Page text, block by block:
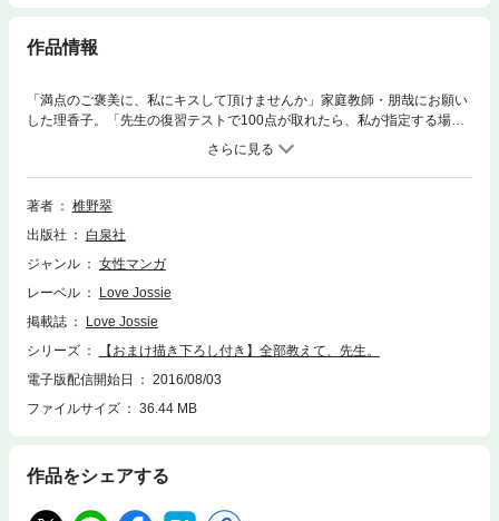
作品情報
「満点のご褒美に、私にキスして頂けませんか」家庭教師・朋哉にお願い
した理香子。「先生の復習テストで100点が取れたら、私が指定する場所
にキスをして欲しいんです」。おでこに、頬に、首に、そして…。「声、
出しちゃ駄目だよ。下に居るお母さんに聞こえちゃうよ？」という朋哉。
必死で我慢する理香子。「やめる？」「も…もっと…して下さい…」どん
どん欲深くなる自分をもて余す理香子。抑えきれない想い。理香子は、つ
『に』。」収録！ (このコミックスにはLove Jossie Vol.4,5,7,8に掲載され
たstory01-04を加筆修正して収録しています。)
著者
椎野翠
出版社
白泉社
ジャンル
女性マンガ
レーベル
Love Jossie
掲載誌
Love Jossie
シリーズ
【おまけ描き下ろし付き】全部教えて、先生。
電子版配信開始日
2016/08/03
ファイルサイズ
36.44 MB
作品をシェアする